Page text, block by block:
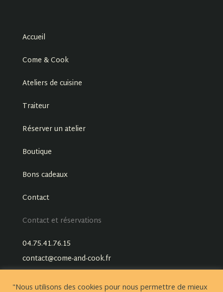
Accueil
Come & Cook
Ateliers de cuisine
Traiteur
Réserver un atelier
Boutique
Bons cadeaux
Contact
Contact et réservations
04.75.41.76.15
contact@come-and-cook.fr
"Nous utilisons des cookies pour nous permettre de mieux